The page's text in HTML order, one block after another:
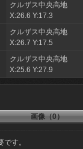
クルザス中央高地
X:26.6 Y:17.3
クルザス中央高地
X:26.7 Y:17.5
クルザス中央高地
X:25.6 Y:27.9
画像（0）
す。